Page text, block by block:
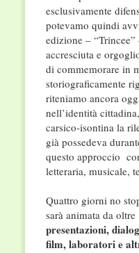
esclusivamente
potevamo quindi
edizione –
accresciuta e
di commemorare in
storiograficamente
riteniamo ancora
nell’identità
carsico-isontina la
già possedeva
questo approccio
letteraria, musicale,
Quattro giorni no
sarà animata da oltre
presentazioni,
film, laboratori e